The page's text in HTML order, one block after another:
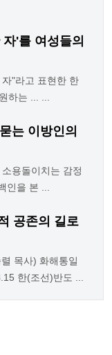
'를 여성들의
"라고 표현한 한
하는 ... ...
는 이방인의
용돌이치는 감정
인을 본 ...
공존의 길로
목사) 화해통일
한(조선)반도 ...